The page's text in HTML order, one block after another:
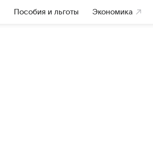
Пособия и льготы Экономика